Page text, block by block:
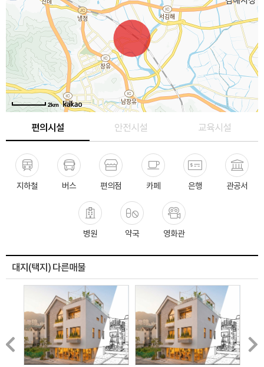
2km
편의시설 안전시설 교육시설
지하철 버스 편의점 카페 은행 관공서
병원 약국 영화관
대지(택지) 다른매물